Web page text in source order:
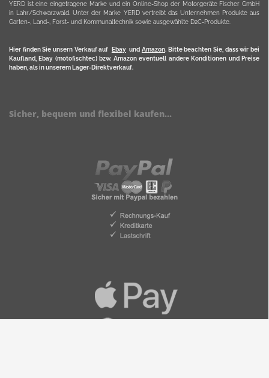
YERD ist eine eingetragene Marke und ein Online-Shop der Motorgeräte Fischer GmbH
in Lahr/Schwarzwald. Unter der Marke YERD vertreibt das Unternehmen Produkte aus
Garten-, Land-, Forst- und Kommunaltechnik sowie ausgewählte D2C-Produkte.
Hier finden Sie unsern Verkauf auf Ebayund Amazon. Bitte beachten Sie, dass wir bei
Kaufland, Ebay (motofischtec) bzw. Amazon eventuell andere Konditionen und Preise
haben, als in unserem Lager-Direktverkauf.
Sicher, bequem und flexibel kaufen...